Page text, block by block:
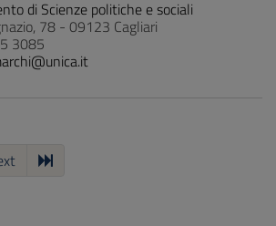
di Scienze politiche e sociali
78 - 09123 Cagliari
3085